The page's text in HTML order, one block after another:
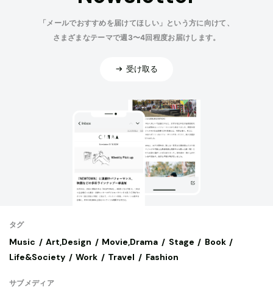
「メールでおすすめを届けてほしい」という方に向けて、
さまざまなテーマで週3〜4回程度お届けします。
受け取る
タグ
Music Art,Design Movie,Drama Stage
Book
Life&Society
Work Travel Fashion
サブメディア